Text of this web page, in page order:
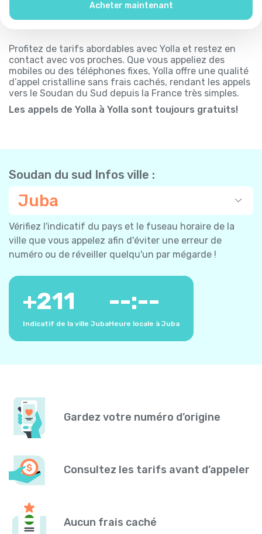
Acheter maintenant
Profitez de tarifs abordables avec Yolla et restez en
contact avec vos proches. Que vous appeliez des
mobiles ou des téléphones fixes, Yolla offre une qualité
d’appel cristalline sans frais cachés, rendant les appels
vers le Soudan du Sud depuis la France très simples.
Les appels de Yolla à Yolla sont toujours gratuits!
Soudan du sud Infos ville :
Juba
Vérifiez l'indicatif du pays et le fuseau horaire de la
ville que vous appelez afin d'éviter une erreur de
numéro ou de réveiller quelqu'un par mégarde !
+211
Indicatif de la ville Juba
--:--
Heure locale à Juba
Gardez votre numéro d’origine
Consultez les tarifs avant d’appeler
Aucun frais caché